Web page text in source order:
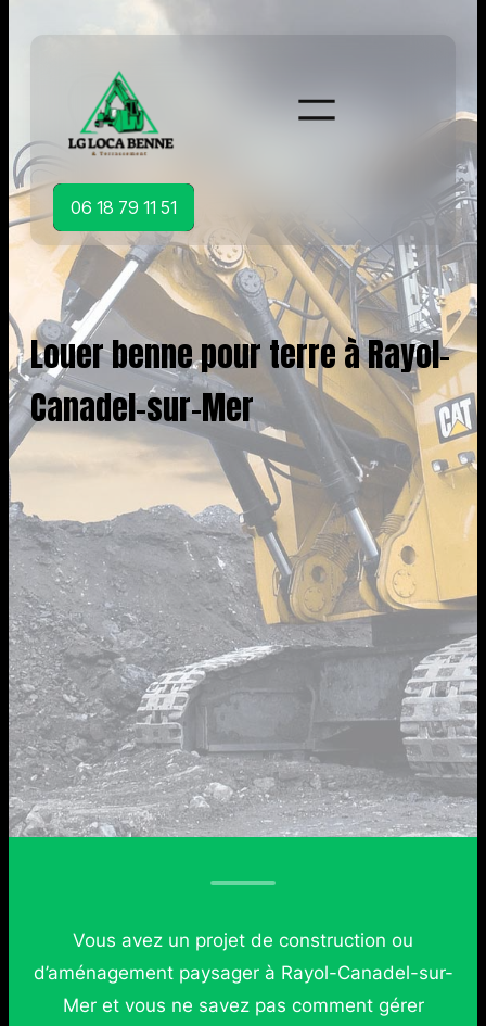
06 18 79 11 51
Louer benne pour terre à Rayol-
Canadel-sur-Mer
Vous avez un projet de construction ou
d’aménagement paysager à Rayol-Canadel-sur-
Mer et vous ne savez pas comment gérer